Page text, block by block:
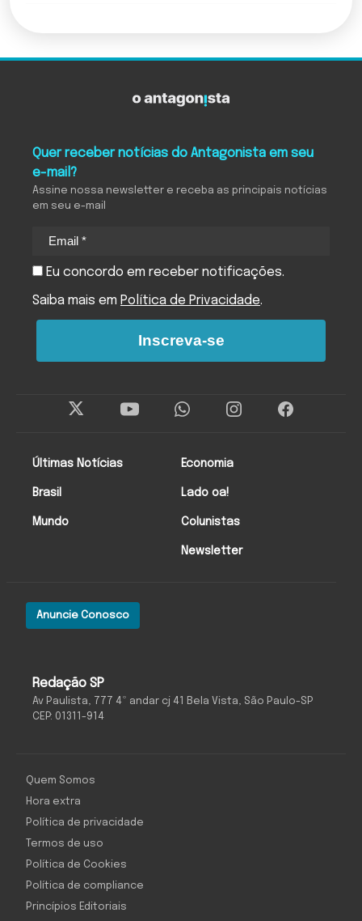
Redação SP
Av Paulista, 777 4º andar cj 41 Bela Vista, São Paulo-SP
CEP: 01311-914
Anuncie Conosco
Últimas Notícias
Brasil
Mundo
Economia
Lado oa!
Colunistas
Newsletter
Quer receber notícias do Antagonista em seu
e-mail?
Assine nossa newsletter e receba as principais notícias
em seu e-mail
Eu concordo em receber notificações.
Saiba mais em Política de Privacidade.
Inscreva-se
Quem Somos
Hora extra
Política de privacidade
Termos de uso
Política de Cookies
Política de compliance
Princípios Editoriais